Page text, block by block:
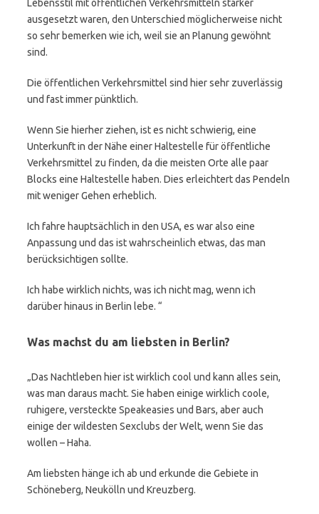
Lebensstil mit öffentlichen Verkehrsmitteln stärker
ausgesetzt waren, den Unterschied möglicherweise nicht
so sehr bemerken wie ich, weil sie an Planung gewöhnt
sind.
Die öffentlichen Verkehrsmittel sind hier sehr zuverlässig
und fast immer pünktlich.
Wenn Sie hierher ziehen, ist es nicht schwierig, eine
Unterkunft in der Nähe einer Haltestelle für öffentliche
Verkehrsmittel zu finden, da die meisten Orte alle paar
Blocks eine Haltestelle haben. Dies erleichtert das Pendeln
mit weniger Gehen erheblich.
Ich fahre hauptsächlich in den USA, es war also eine
Anpassung und das ist wahrscheinlich etwas, das man
berücksichtigen sollte.
Ich habe wirklich nichts, was ich nicht mag, wenn ich
darüber hinaus in Berlin lebe. “
Was machst du am liebsten in Berlin?
„Das Nachtleben hier ist wirklich cool und kann alles sein,
was man daraus macht. Sie haben einige wirklich coole,
ruhigere, versteckte Speakeasies und Bars, aber auch
einige der wildesten Sexclubs der Welt, wenn Sie das
wollen – Haha.
Am liebsten hänge ich ab und erkunde die Gebiete in
Schöneberg, Neukölln und Kreuzberg.